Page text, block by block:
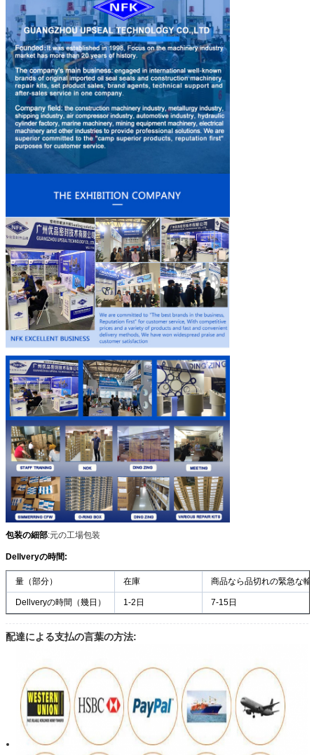
メッセージ
折り返しご連絡いたしま
送信
包装の細部:元の工場包装
Dellveryの時間:
量（部分） 在庫 商品なら品切れの緊急な
Dellveryの時間（幾日） 1-2日 7-15日
配達による支払の言葉の方法: